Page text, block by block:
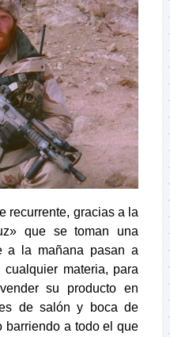
recurrente, gracias a la
que se toman una
a la mañana pasan a
materia, para
su producto en
de salón y boca de
barriendo a todo el que